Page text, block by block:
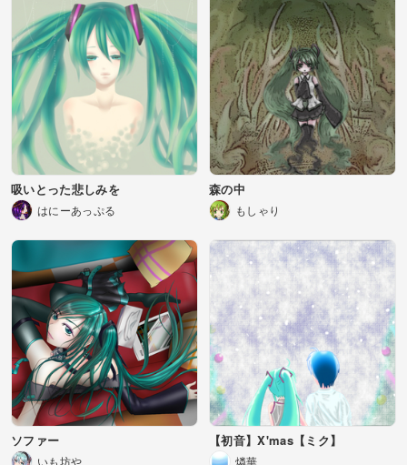
吸いとった悲しみを
はにーあっぷる
森の中
もしゃり
ソファー
いも坊や
【初音】X'mas【ミク】
燐華